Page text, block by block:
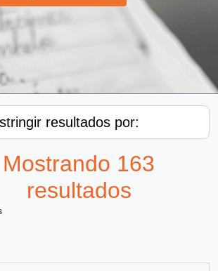
resultados por:
Mostrando 163
resultados